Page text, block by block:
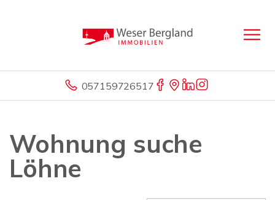
057159726517
Wohnung suche
Löhne